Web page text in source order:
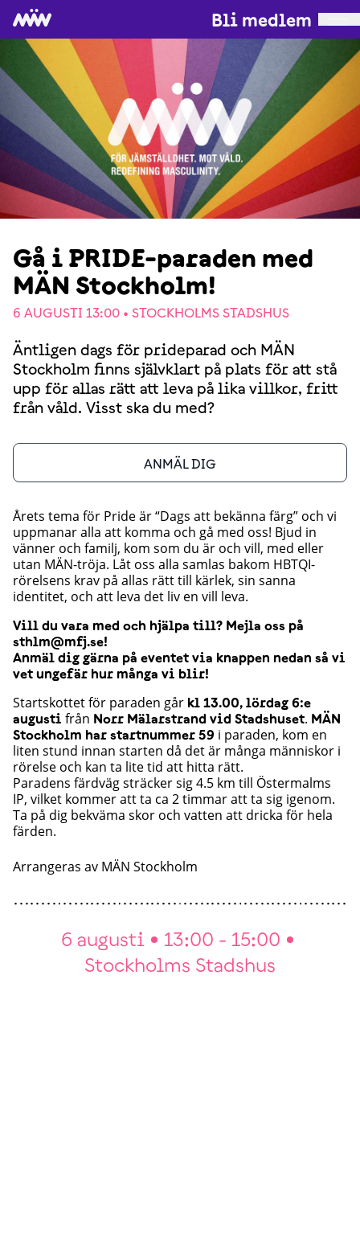
Bli medlem
Gå i PRIDE-paraden med
MÄN Stockholm!
6 AUGUSTI 13:00 • STOCKHOLMS STADSHUS
Äntligen dags för prideparad och MÄN
Stockholm finns självklart på plats för att stå
upp för allas rätt att leva på lika villkor, fritt
från våld. Visst ska du med?
ANMÄL DIG
Årets tema för Pride är “Dags att bekänna färg” och vi
uppmanar alla att komma och gå med oss! Bjud in
vänner och familj, kom som du är och vill, med eller
utan MÄN-tröja. Låt oss alla samlas bakom HBTQI-
rörelsens krav på allas rätt till kärlek, sin sanna
identitet, och att leva det liv en vill leva.
Vill du vara med och hjälpa till? Mejla oss på
sthlm@mfj.se!
Anmäl dig gärna på eventet via knappen nedan så vi
vet ungefär hur många vi blir!
Startskottet för paraden går kl 13.00, lördag 6:e
augusti från Norr Mälarstrand vid Stadshuset. MÄN
Stockholm har startnummer 59 i paraden, kom en
liten stund innan starten då det är många människor i
rörelse och kan ta lite tid att hitta rätt.
Paradens färdväg sträcker sig 4.5 km till Östermalms
IP, vilket kommer att ta ca 2 timmar att ta sig igenom.
Ta på dig bekväma skor och vatten att dricka för hela
färden.
Arrangeras av MÄN Stockholm
6 augusti
13:00 - 15:00
Stockholms Stadshus